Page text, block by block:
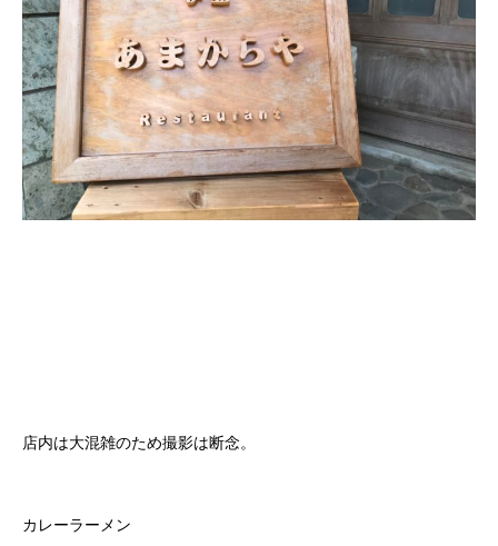
店内は大混雑のため撮影は断念。
カレーラーメン